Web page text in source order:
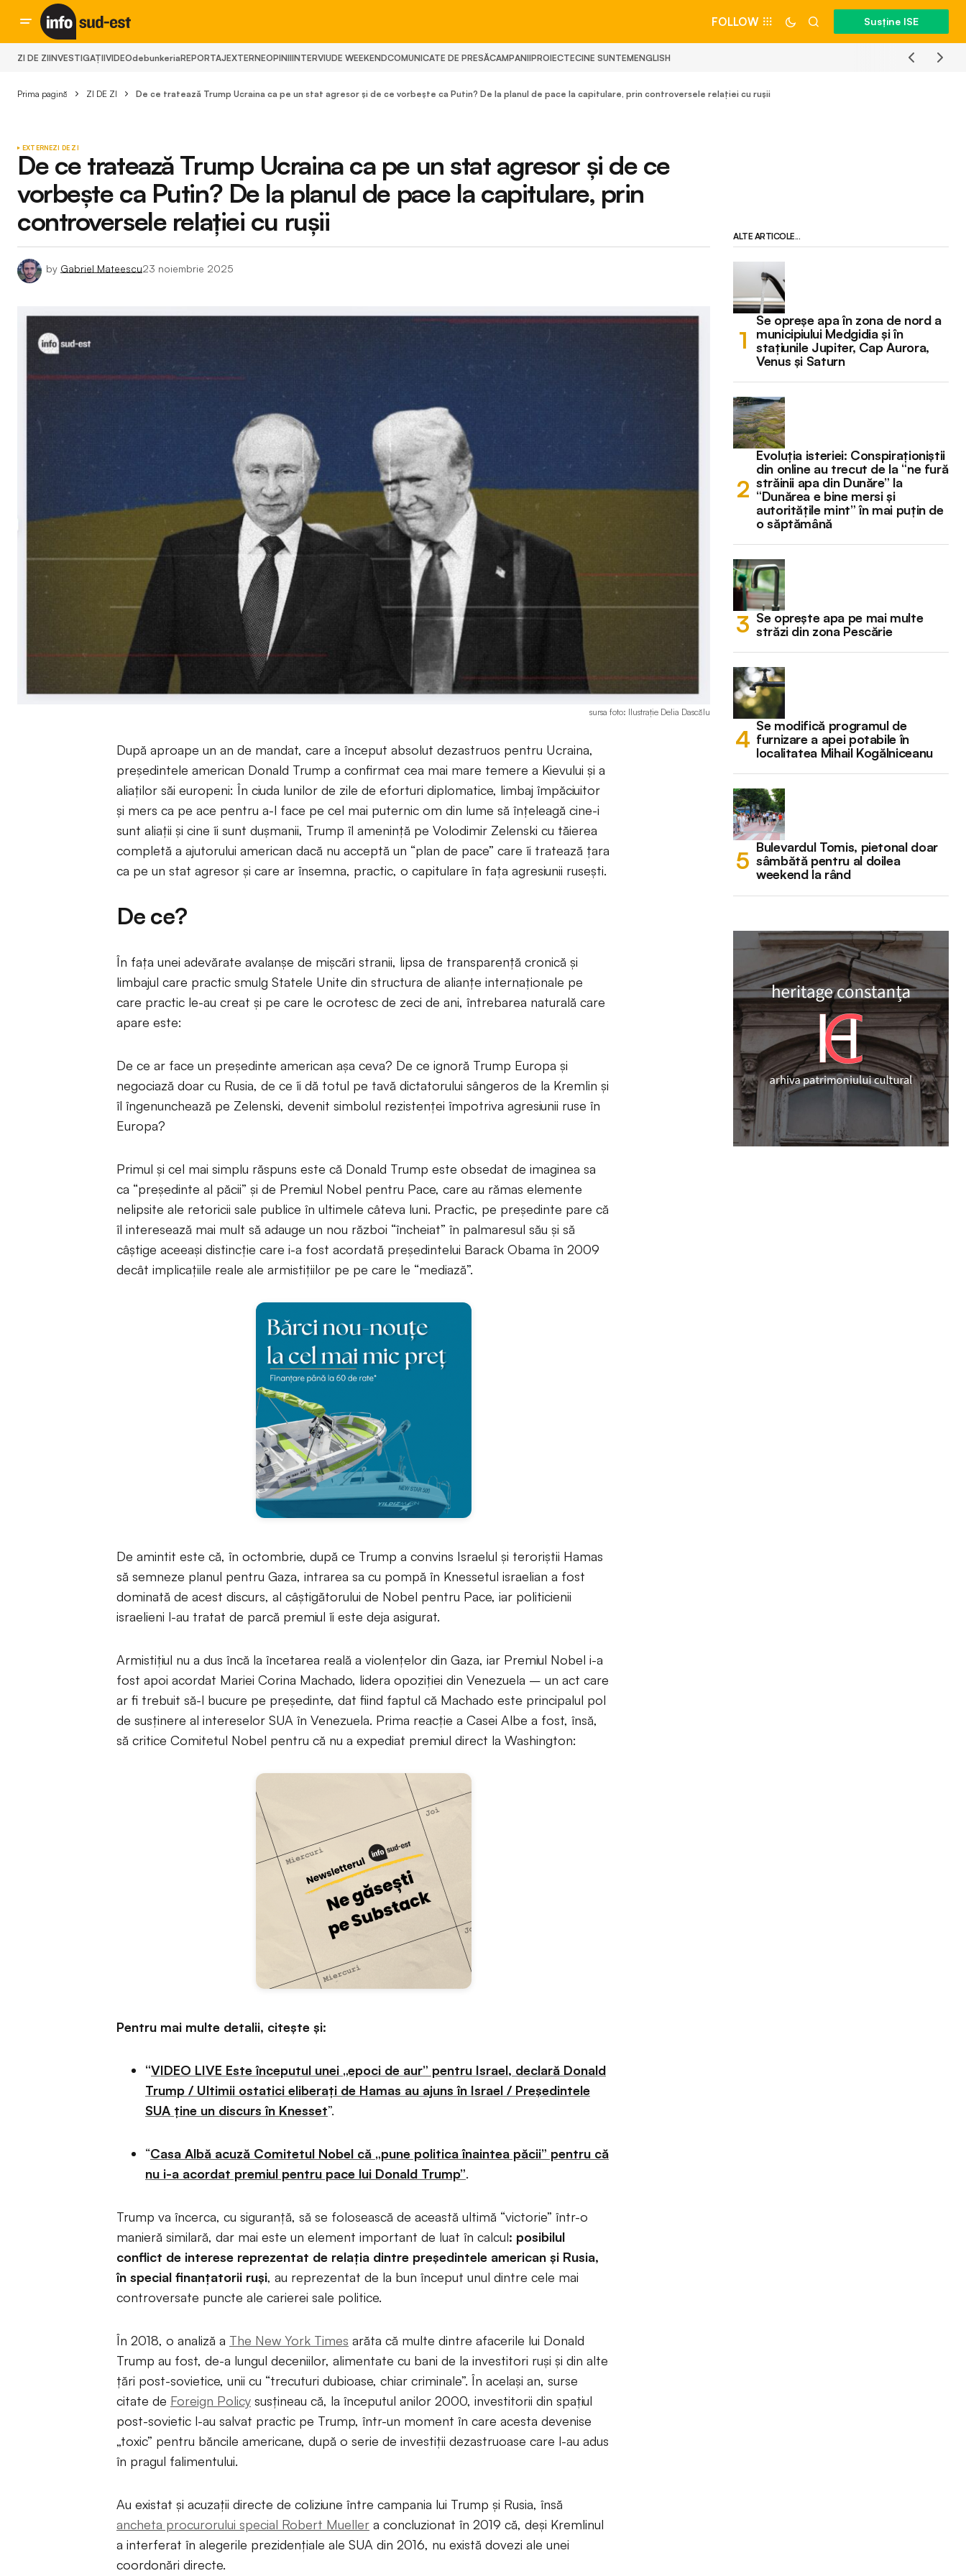
FOLLOW Susține ISE
ZI DE ZIINVESTIGAȚIIVIDEOdebunkeriaREPORTAJEXTERNEOPINIIINTERVIUDE WEEKENDCOMUNICATE DE PRESĂCAMPANIIPROIECTECINE SUNTEMENGLISH
Prima pagină ZI DE ZI De ce tratează Trump Ucraina ca pe un stat agresor și de ce vorbește ca Putin? De la planul de pace la capitulare, prin controversele relației cu rușii
EXTERNEZI DE ZI
De ce tratează Trump Ucraina ca pe un stat agresor și de ce
vorbește ca Putin? De la planul de pace la capitulare, prin
controversele relației cu rușii
by Gabriel Mateescu23 noiembrie 2025
sursa foto: Ilustrație Delia Dascălu
După aproape un an de mandat, care a început absolut dezastruos pentru Ucraina,
președintele american Donald Trump a confirmat cea mai mare temere a Kievului și a
aliaților săi europeni: În ciuda lunilor de zile de eforturi diplomatice, limbaj împăciuitor
și mers ca pe ace pentru a-l face pe cel mai puternic om din lume să înțeleagă cine-i
sunt aliații și cine îi sunt dușmanii, Trump îl amenință pe Volodimir Zelenski cu tăierea
completă a ajutorului american dacă nu acceptă un “plan de pace” care îi tratează țara
ca pe un stat agresor și care ar însemna, practic, o capitulare în fața agresiunii rusești.
De ce?
În fața unei adevărate avalanșe de mișcări stranii, lipsa de transparență cronică și
limbajul care practic smulg Statele Unite din structura de alianțe internaționale pe
care practic le-au creat și pe care le ocrotesc de zeci de ani, întrebarea naturală care
apare este:
De ce ar face un președinte american așa ceva? De ce ignoră Trump Europa și
negociază doar cu Rusia, de ce îi dă totul pe tavă dictatorului sângeros de la Kremlin și
îl îngenunchează pe Zelenski, devenit simbolul rezistenței împotriva agresiunii ruse în
Europa?
Primul și cel mai simplu răspuns este că Donald Trump este obsedat de imaginea sa
ca “președinte al păcii” și de Premiul Nobel pentru Pace, care au rămas elemente
nelipsite ale retoricii sale publice în ultimele câteva luni. Practic, pe președinte pare că
îl interesează mai mult să adauge un nou război “încheiat” în palmaresul său și să
câștige aceeași distincție care i-a fost acordată președintelui Barack Obama în 2009
decât implicațiile reale ale armistițiilor pe pe care le “mediază”.
De amintit este că, în octombrie, după ce Trump a convins Israelul și teroriștii Hamas
să semneze planul pentru Gaza, intrarea sa cu pompă în Knessetul israelian a fost
dominată de acest discurs, al câștigătorului de Nobel pentru Pace, iar politicienii
israelieni l-au tratat de parcă premiul îi este deja asigurat.
Armistițiul nu a dus încă la încetarea reală a violențelor din Gaza, iar Premiul Nobel i-a
fost apoi acordat Mariei Corina Machado, lidera opoziției din Venezuela – un act care
ar fi trebuit să-l bucure pe președinte, dat fiind faptul că Machado este principalul pol
de susținere al intereselor SUA în Venezuela. Prima reacție a Casei Albe a fost, însă,
să critice Comitetul Nobel pentru că nu a expediat premiul direct la Washington:
Pentru mai multe detalii, citește și:
“VIDEO LIVE Este începutul unei „epoci de aur” pentru Israel, declară Donald
Trump / Ultimii ostatici eliberați de Hamas au ajuns în Israel / Președintele
SUA ține un discurs în Knesset”.
“Casa Albă acuză Comitetul Nobel că „pune politica înaintea păcii” pentru că
nu i-a acordat premiul pentru pace lui Donald Trump”.
Trump va încerca, cu siguranță, să se folosească de această ultimă “victorie” într-o
manieră similară, dar mai este un element important de luat în calcul: posibilul
conflict de interese reprezentat de relația dintre președintele american și Rusia,
în special finanțatorii ruși, au reprezentat de la bun început unul dintre cele mai
controversate puncte ale carierei sale politice.
În 2018, o analiză a The New York Times arăta că multe dintre afacerile lui Donald
Trump au fost, de-a lungul deceniilor, alimentate cu bani de la investitori ruși și din alte
țări post-sovietice, unii cu “trecuturi dubioase, chiar criminale”. În același an, surse
citate de Foreign Policy susțineau că, la începutul anilor 2000, investitorii din spațiul
post-sovietic l-au salvat practic pe Trump, într-un moment în care acesta devenise
„toxic” pentru băncile americane, după o serie de investiții dezastruoase care l-au adus
în pragul falimentului.
Au existat și acuzații directe de coliziune între campania lui Trump și Rusia, însă
ancheta procurorului special Robert Mueller a concluzionat în 2019 că, deși Kremlinul
a interferat în alegerile prezidențiale ale SUA din 2016, nu există dovezi ale unei
coordonări directe.
ALTE ARTICOLE...
Se opreșe apa în zona de nord a
municipiului Medgidia și în
stațiunile Jupiter, Cap Aurora,
Venus și Saturn
Evoluția isteriei: Conspiraționiștii
din online au trecut de la “ne fură
străinii apa din Dunăre” la
“Dunărea e bine mersi și
autoritățile mint” în mai puțin de
o săptămână
Se oprește apa pe mai multe
străzi din zona Pescărie
Se modifică programul de
furnizare a apei potabile în
localitatea Mihail Kogălniceanu
Bulevardul Tomis, pietonal doar
sâmbătă pentru al doilea
weekend la rând